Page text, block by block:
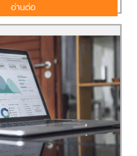
อ่านต่อ